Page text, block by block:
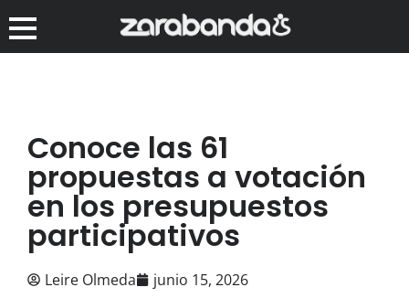
Conoce las 61
propuestas a votación
en los presupuestos
participativos
Leire Olmeda junio 15, 2026